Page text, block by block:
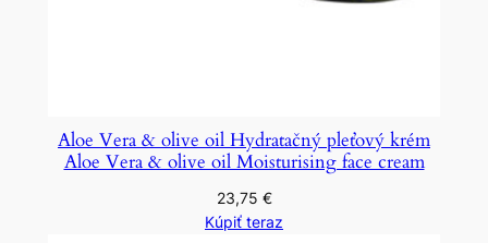
Aloe Vera & olive oil Hydratačný pleťový krém
Aloe Vera & olive oil Moisturising face cream
23,75 €
Kúpiť teraz